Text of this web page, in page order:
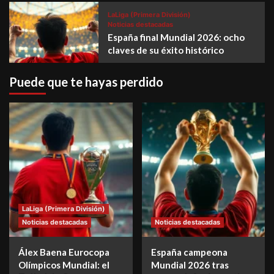
LaLiga (Primera División)
Noticias destacadas
España final Mundial 2026: ocho
claves de su éxito histórico
Puede que te hayas perdido
LaLiga (Primera División)
Noticias destacadas
Álex Baena Eurocopa
Olímpicos Mundial: el
Noticias destacadas
España campeona
Mundial 2026 tras